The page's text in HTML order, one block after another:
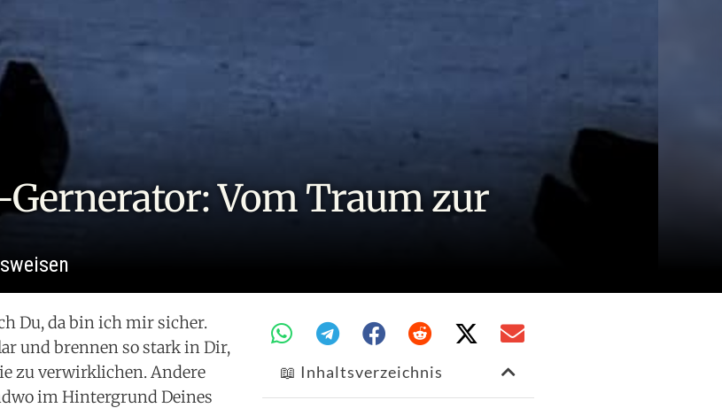
Vom Traum zur
Du, da bin ich mir sicher.
und brennen so stark in Dir,
zu verwirklichen. Andere
im Hintergrund Deines
📖 Inhaltsverzeichnis